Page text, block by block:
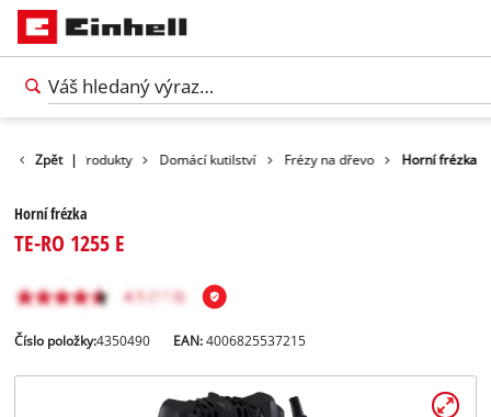
Zpět | Produkty Domácí kutilství Frézy na dřevo Horní frézka
Horní frézka
TE-RO 1255 E
Číslo položky:4350490 EAN:4006825537215